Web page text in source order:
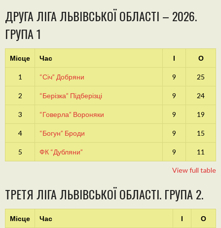
ДРУГА ЛІГА ЛЬВІВСЬКОЇ ОБЛАСТІ – 2026.
ГРУПА 1
Місце Час І О
1 “Січ” Добряни 9 25
2 “Берізка” Підберізці 9 24
3 “Говерла” Вороняки 9 19
4 “Богун” Броди 9 15
5 ФК “Дубляни” 9 11
View full table
ТРЕТЯ ЛІГА ЛЬВІВСЬКОЇ ОБЛАСТІ. ГРУПА 2.
Місце Час І О